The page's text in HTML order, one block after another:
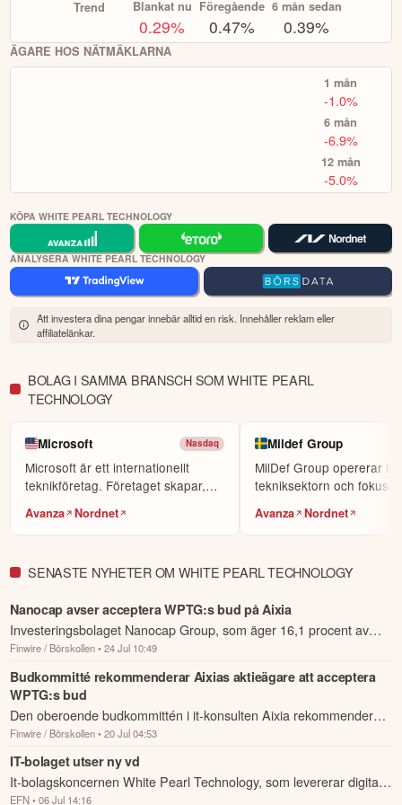
information för att utvecklas, däribland utbildningskurser via
eToro Academy, nyheter, smidiga verktyg och ett av
världens största sociala investerarforum.
eToro är en investeringsplattform för flera tillgångsslag. Värdet på
dina investeringar kan gå upp eller ner. Du riskerar ditt kapital.
Trend
Blankat nu
0.29%
Föregående
0.47%
6 mån sedan
0.39%
ÄGARE HOS NÄTMÄKLARNA
1 mån
-1.0%
6 mån
-6.9%
12 mån
-5.0%
KÖPA WHITE PEARL TECHNOLOGY
ANALYSERA WHITE PEARL TECHNOLOGY
Att investera dina pengar innebär alltid en risk. Innehåller reklam eller
affiliatelänkar.
BOLAG I SAMMA BRANSCH SOM WHITE PEARL
TECHNOLOGY
Microsoft Nasdaq
Microsoft är ett internationellt
teknikföretag. Företaget skapar,
Avanza Nordnet
Mildef Group
MilDef Group opererar
tekniksektorn och
Avanza Nordnet
SENASTE NYHETER OM WHITE PEARL TECHNOLOGY
Nanocap avser acceptera WPTG:s bud på Aixia
Investeringsbolaget Nanocap Group, som äger 16,1 procent av
aktiekapitalet och 11,8 procent av rösterna i AI- och IT-
infrastrukturbolaget Ai...
Finwire / Börskollen • 24 Jul 10:49
Budkommitté rekommenderar Aixias aktieägare att acceptera
WPTG:s bud
Den oberoende budkommittén i it-konsulten Aixia rekommenderar
enhälligt aktieägarna att acceptera White Pearl Technology
Groups uppköpserbju...
Finwire / Börskollen • 20 Jul 04:53
IT-bolaget utser ny vd
It-bolagskoncernen White Pearl Technology, som levererar digitala
EFN • 06 Jul 14:16